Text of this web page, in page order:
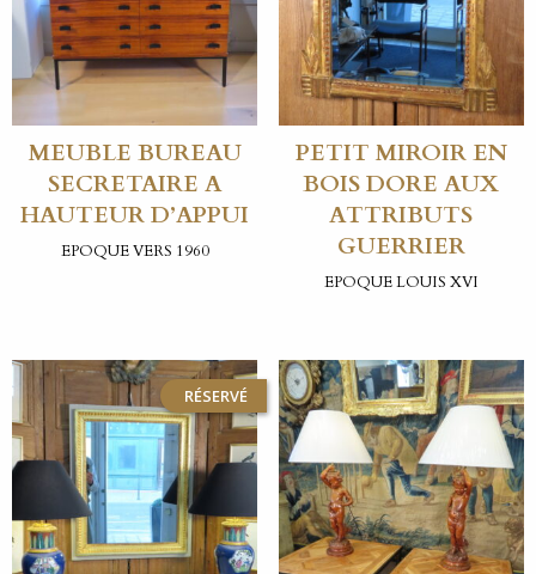
MEUBLE BUREAU
SECRETAIRE A
HAUTEUR D’APPUI
EPOQUE VERS 1960
PETIT MIROIR EN
BOIS DORE AUX
ATTRIBUTS
GUERRIER
EPOQUE LOUIS XVI
RÉSERVÉ